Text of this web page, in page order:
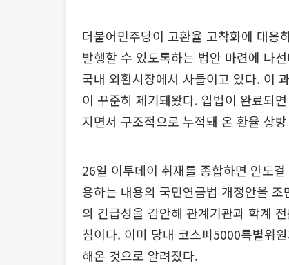
더불어민주당이 고환율 고착화에 대응
발행할 수 있도록하는 법안 마련에 나
국내 외환시장에서 사들이고 있다. 이
이 꾸준히 제기돼왔다. 입법이 완료되
지면서 구조적으로 누적돼 온 환율 상
26일 이투데이 취재를 종합하면 안도
용하는 내용의 국민연금법 개정안을
의 긴급성을 감안해 관계기관과 학계
침이다. 이미 당내 코스피5000특별위
해온 것으로 알려졌다.